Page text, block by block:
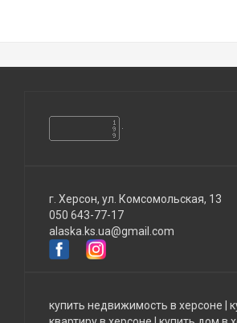
г. Херсон, ул. Комсомольская, 13
050 643-77-17
alaska.ks.ua@gmail.com
купить недвижимость в херсоне |